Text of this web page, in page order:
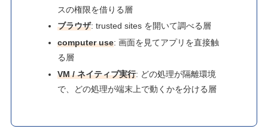
スの権限を借りる層
ブラウザ: trusted sites を開いて調べる層
computer use: 画面を見てアプリを直接触
る層
VM / ネイティブ実行: どの処理が隔離環境
で、どの処理が端末上で動くかを分ける層